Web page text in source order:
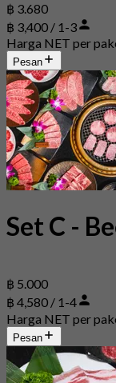
฿ 3.680
฿ 3,400 / 1-3
Harga NET per
Pesan
Set C -
฿ 5.000
฿ 4,580 / 1-4
Harga NET per
Pesan